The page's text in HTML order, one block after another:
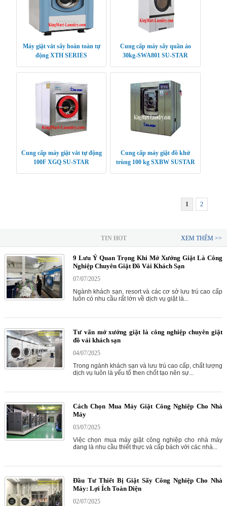
Máy giặt vắt sấy hoàn toàn tự
động XTH SERIES
Cung cấp máy sấy quần áo
30kg-SWA801 SU-STAR
Cung cấp máy giặt vắt tự động
100F XGQ SU-STAR
Cung cấp máy giặt đồ khử
trùng 100 kg SXBW SUSTAR
1 2
TIN HOT XEM THÊM >>
9 Lưu Ý Quan Trọng Khi Mở Xưởng Giặt Là Công
Nghiệp Chuyên Giặt Đồ Vải Khách Sạn
07/07/2025
Ngành khách sạn, resort và các cơ sở lưu trú cao cấp
luôn có nhu cầu rất lớn về dịch vụ giặt là...
Tư vấn mở xưởng giặt là công nghiệp chuyên giặt
đồ vải khách sạn
04/07/2025
Trong ngành khách sạn và lưu trú cao cấp, chất lượng
dịch vụ luôn là yếu tố then chốt tạo nên sự...
Cách Chọn Mua Máy Giặt Công Nghiệp Cho Nhà
Máy
03/07/2025
Việc chọn mua máy giặt công nghiệp cho nhà máy
đang là nhu cầu thiết thực và cấp bách với các nhà...
Đầu Tư Thiết Bị Giặt Sấy Công Nghiệp Cho Nhà
Máy: Lợi Ích Toàn Diện
02/07/2025